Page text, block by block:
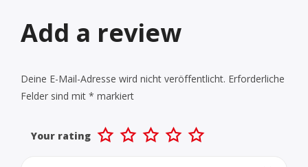
Add a review
Deine E-Mail-Adresse wird nicht veröffentlicht. Erforderliche
Felder sind mit * markiert
Your rating